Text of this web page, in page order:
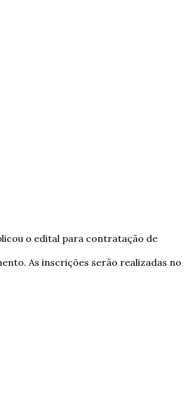
o edital para contratação de
As inscrições serão realizadas no